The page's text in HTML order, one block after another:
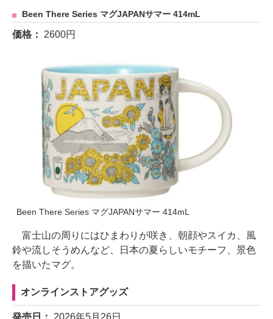
Been There Series マグJAPANサマー 414mL
価格： 2600円
Been There Series マグJAPANサマー 414mL
富士山の周りにはひまわりが咲き、朝顔やスイカ、風
鈴や流しそうめんなど、日本の夏らしいモチーフ、景色
を描いたマグ。
オンラインストアグッズ
発売日： 2026年5月26日